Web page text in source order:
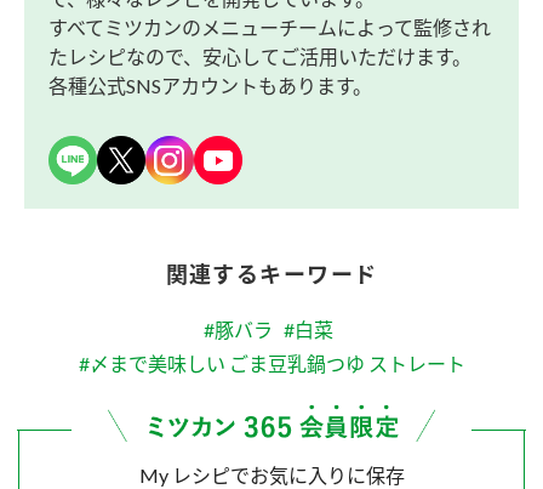
すべてミツカンのメニューチームによって監修され
たレシピなので、安心してご活用いただけます。
各種公式SNSアカウントもあります。
関連するキーワード
#豚バラ #白菜
#〆まで美味しい ごま豆乳鍋つゆ ストレート
My レシピでお気に入りに保存